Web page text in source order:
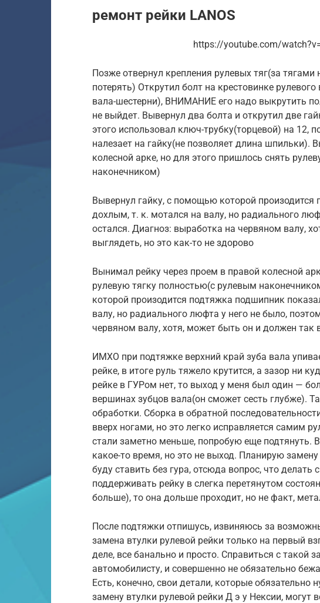
ремонт рейки LANOS
https://youtube.com/
Позже отвернул крепления рулевых тяг(за
потерять) Открутил болт на крестовинке
вала-шестерни), ВНИМАНИЕ его надо выкрутить
не выйдет. Вывернул два болта и открутил две
этого использовал ключ-трубку(торцевой) на 12,
налезает на гайку(не позволяет длина шпильки).
колесной арке, но для этого пришлось снять
наконечником)
Вывернул гайку, с помощью которой
дохлым, т. к. мотался на валу, но радиального
остался. Диагноз: выработка на червяном валу,
выглядеть, но это как-то не здорово
Вынимал рейку через проем в правой колесной
рулевую тягку полностью(с рулевым
которой произодится подтяжка подшипник
валу, но радиального люфта у него не было,
червяном валу, хотя, может быть он и должен так
ИМХО при подтяжке верхний край зуба вала
рейке, в итоге руль тяжело крутится, а зазор ни
рейке в ГУРом нет, то выход у меня был один —
вершинах зубцов вала(он сможет сесть глубже).
обработки. Сборка в обратной
вверх ногами, но это легко исправляется самим
стали заметно меньше, попробую еще подтянуть.
какое-то время, но это не выход. Планирую
буду ставить без гура, отсюда вопрос, что
поддерживать рейку в слегка перетянутом
больше), то она дольше проходит, но не факт,
После подтяжки отпишусь, извиняюсь за
замена втулки рулевой рейки только на первый
деле, все банально и просто. Справиться с
автомобилисту, и совершенно не обязательно
Есть, конечно, свои детали, которые
замену втулки рулевой рейки Д э у Нексии, могут